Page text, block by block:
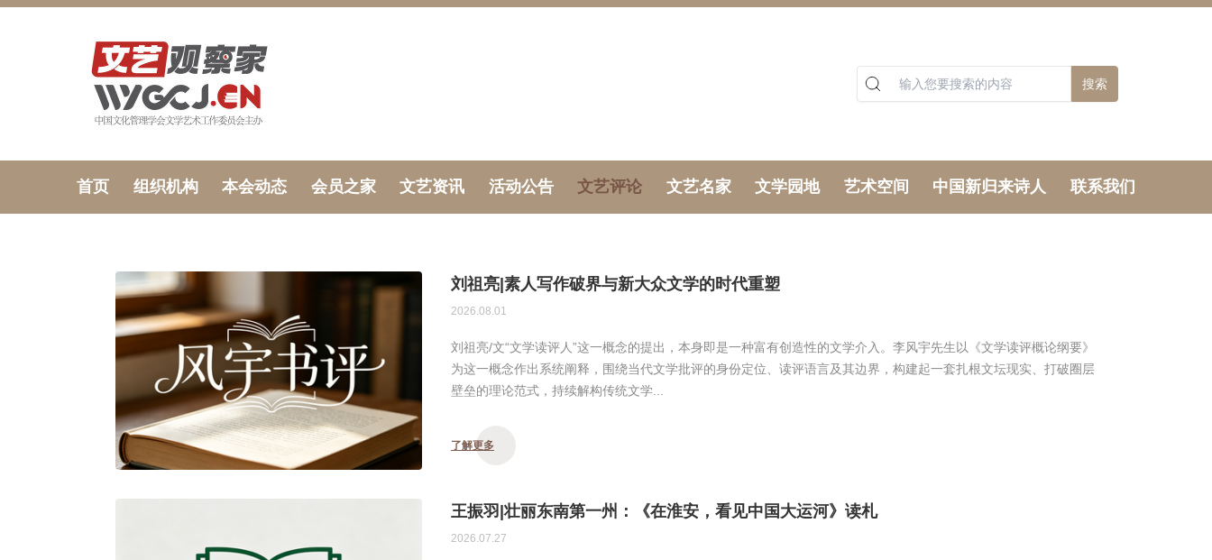
搜索
首页 组织机构 本会动态 会员之家 文艺资讯 活动公告 文艺评论 文艺名家 文学园地 艺术空间 中国新归来诗人 联系我们
刘祖亮|素人写作破界与新大众文学的时代重塑
2026.08.01
刘祖亮/文“文学读评人”这一概念的提出，本身即是一种富有创造性的文学介入。李风宇先生以《文学读评概论纲要》
为这一概念作出系统阐释，围绕当代文学批评的身份定位、读评语言及其边界，构建起一套扎根文坛现实、打破圈层
壁垒的理论范式，持续解构传统文学...
了解更多
王振羽|壮丽东南第一州：《在淮安，看见中国大运河》读札
2026.07.27